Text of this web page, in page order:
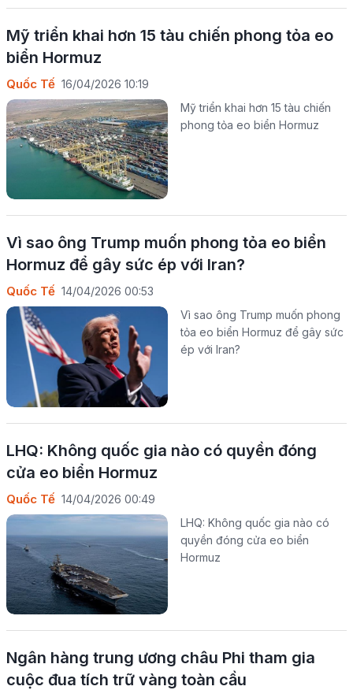
Mỹ triển khai hơn 15 tàu chiến phong tỏa eo
biển Hormuz
Quốc Tế 16/04/2026 10:19
Mỹ triển khai hơn 15 tàu chiến
phong tỏa eo biển Hormuz
Vì sao ông Trump muốn phong tỏa eo biển
Hormuz để gây sức ép với Iran?
Quốc Tế 14/04/2026 00:53
Vì sao ông Trump muốn phong
tỏa eo biển Hormuz để gây sức
ép với Iran?
LHQ: Không quốc gia nào có quyền đóng
cửa eo biển Hormuz
Quốc Tế 14/04/2026 00:49
LHQ: Không quốc gia nào có
quyền đóng cửa eo biển
Hormuz
Ngân hàng trung ương châu Phi tham gia
cuộc đua tích trữ vàng toàn cầu